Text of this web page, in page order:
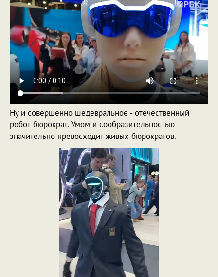
Ну и совершенно шедевральное - отечественный
робот-бюрократ. Умом и сообразительностью
значительно превосходит живых бюрократов.